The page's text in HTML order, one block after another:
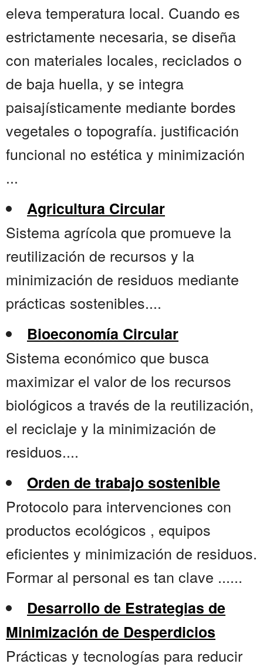
eleva temperatura local. Cuando es
estrictamente necesaria, se diseña
con materiales locales, reciclados o
de baja huella, y se integra
paisajísticamente mediante bordes
vegetales o topografía. justificación
funcional no estética y minimización
...
Agricultura Circular
Sistema agrícola que promueve la
reutilización de recursos y la
minimización de residuos mediante
prácticas sostenibles....
Bioeconomía Circular
Sistema económico que busca
maximizar el valor de los recursos
biológicos a través de la reutilización,
el reciclaje y la minimización de
residuos....
Orden de trabajo sostenible
Protocolo para intervenciones con
productos ecológicos , equipos
eficientes y minimización de residuos.
Formar al personal es tan clave ......
Desarrollo de Estrategias de
Minimización de Desperdicios
Prácticas y tecnologías para reducir